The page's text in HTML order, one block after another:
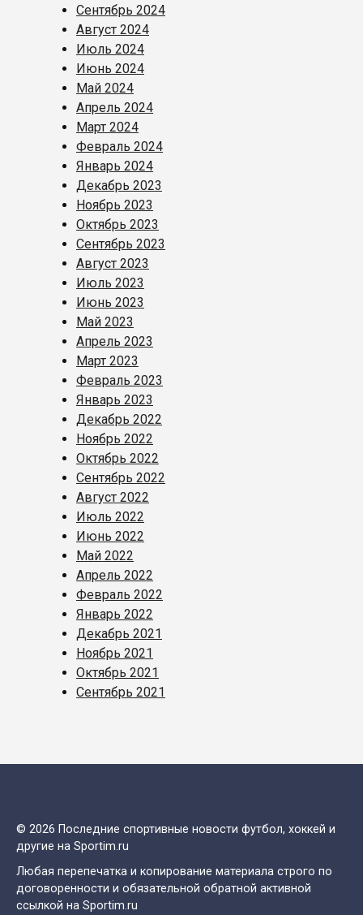
Сентябрь 2024
Август 2024
Июль 2024
Июнь 2024
Май 2024
Апрель 2024
Март 2024
Февраль 2024
Январь 2024
Декабрь 2023
Ноябрь 2023
Октябрь 2023
Сентябрь 2023
Август 2023
Июль 2023
Июнь 2023
Май 2023
Апрель 2023
Март 2023
Февраль 2023
Январь 2023
Декабрь 2022
Ноябрь 2022
Октябрь 2022
Сентябрь 2022
Август 2022
Июль 2022
Июнь 2022
Май 2022
Апрель 2022
Февраль 2022
Январь 2022
Декабрь 2021
Ноябрь 2021
Октябрь 2021
Сентябрь 2021
© 2026 Последние спортивные новости футбол, хоккей и
другие на Sportim.ru
Любая перепечатка и копирование материала строго по
договоренности и обязательной обратной активной
ссылкой на Sportim.ru